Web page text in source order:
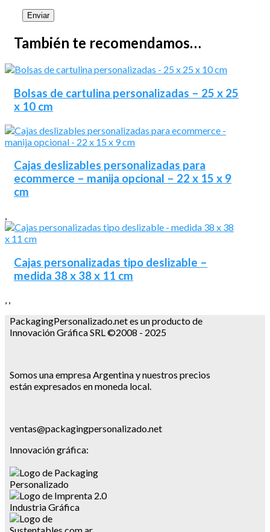
También te recomendamos…
Bolsas de cartulina personalizadas – 25 x 25
x 10 cm
Cajas deslizables personalizadas para
ecommerce – manija opcional – 22 x 15 x 9
cm
,
Cajas personalizadas tipo deslizable –
medida 38 x 38 x 11 cm
PackagingPersonalizado.net es un producto de
Innovación Gráfica SRL ©2008 - 2025
Somos una empresa Argentina y nuestros precios
están expresados en moneda local.
ventas@packagingpersonalizado.net
Innovación gráfica: